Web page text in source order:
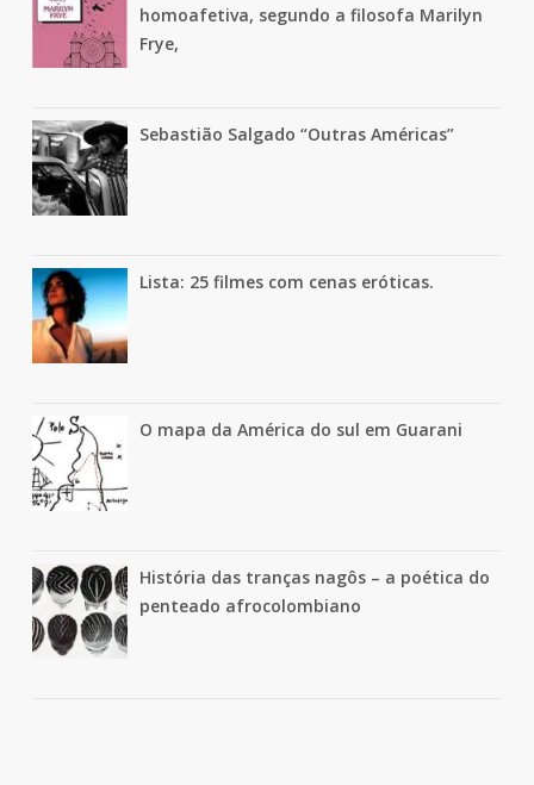
homoafetiva, segundo a filosofa Marilyn
Frye,
Sebastião Salgado “Outras Américas”
Lista: 25 filmes com cenas eróticas.
O mapa da América do sul em Guarani
História das tranças nagôs – a poética do
penteado afrocolombiano